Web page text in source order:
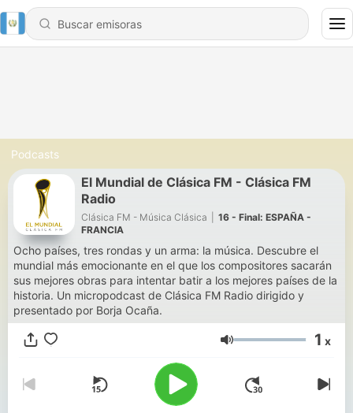
Podcasts
El Mundial de Clásica FM - Clásica FM
Radio
Clásica FM - Música Clásica
16 - Final: ESPAÑA -
FRANCIA
Ocho países, tres rondas y un arma: la música. Descubre el
mundial más emocionante en el que los compositores sacarán
sus mejores obras para intentar batir a los mejores países de la
historia. Un micropodcast de Clásica FM Radio dirigido y
presentado por Borja Ocaña.
Volumen 1 x